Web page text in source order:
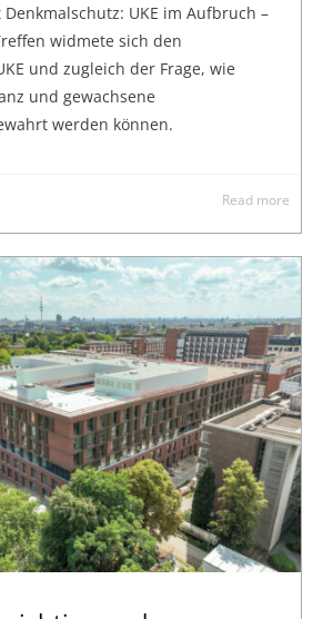
UKE im Aufbruch –
widmete sich den
und zugleich der Frage, wie
und gewachsene
werden können.
Read more